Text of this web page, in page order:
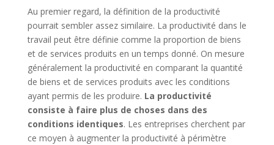
Au premier regard, la définition de la productivité
pourrait sembler assez similaire. La productivité dans le
travail peut être définie comme la proportion de biens
et de services produits en un temps donné. On mesure
généralement la productivité en comparant la quantité
de biens et de services produits avec les conditions
ayant permis de les produire. La productivité
consiste à faire plus de choses dans des
conditions identiques. Les entreprises cherchent par
ce moyen à augmenter la productivité à périmètre